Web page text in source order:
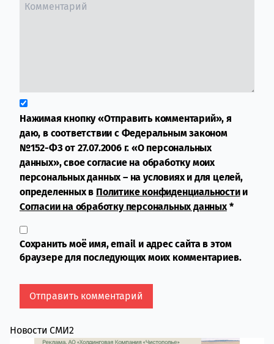
Нажимая кнопку «Отправить комментарий», я
даю, в соответствии с Федеральным законом
№152-ФЗ от 27.07.2006 г. «О персональных
данных», свое согласие на обработку моих
персональных данных – на условиях и для целей,
определенных в Политике конфиденциальностии
Согласии на обработку персональных данных*
Сохранить моё имя, email и адрес сайта в этом
браузере для последующих моих комментариев.
Новости СМИ2